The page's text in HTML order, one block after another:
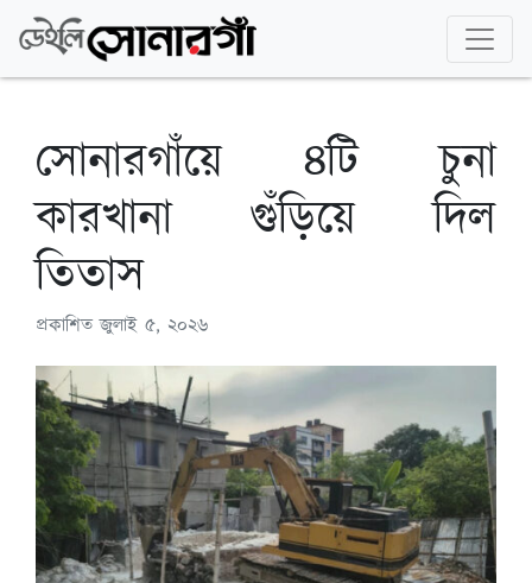
সোনারগাঁয়ে ৪টি চুনা
কারখানা গুঁড়িয়ে দিল
তিতাস
প্রকাশিতজুলাই ৫, ২০২৬